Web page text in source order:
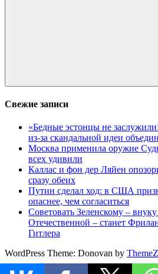
Поиск
Свежие записи
«Бедные эстонцы не
из-за скандальной идеи
Москва применила оружие
всех удивили
Каллас и фон дер Ляйен
сразу обеих
Путин сделал ход: в США
опаснее, чем согласиться
Советовать Зеленскому –
Отечественной – станет
Гитлера
WordPress Theme: Donovan by